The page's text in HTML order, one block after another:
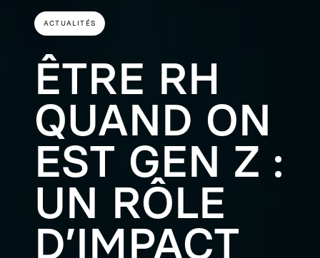
ACTUALITÉS
ÊTRE RH
QUAND ON
EST GEN Z :
UN RÔLE
D’IMPACT